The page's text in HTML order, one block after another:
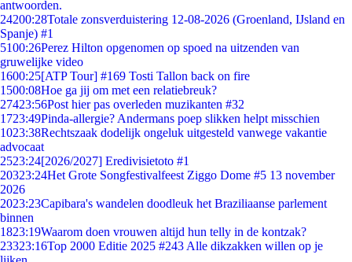
antwoorden.
24200:28Totale zonsverduistering 12-08-2026 (Groenland, IJsland en
Spanje) #1
5100:26Perez Hilton opgenomen op spoed na uitzenden van
gruwelijke video
1600:25[ATP Tour] #169 Tosti Tallon back on fire
1500:08Hoe ga jij om met een relatiebreuk?
27423:56Post hier pas overleden muzikanten #32
1723:49Pinda-allergie? Andermans poep slikken helpt misschien
1023:38Rechtszaak dodelijk ongeluk uitgesteld vanwege vakantie
advocaat
2523:24[2026/2027] Eredivisietoto #1
20323:24Het Grote Songfestivalfeest Ziggo Dome #5 13 november
2026
2023:23Capibara's wandelen doodleuk het Braziliaanse parlement
binnen
1823:19Waarom doen vrouwen altijd hun telly in de kontzak?
23323:16Top 2000 Editie 2025 #243 Alle dikzakken willen op je